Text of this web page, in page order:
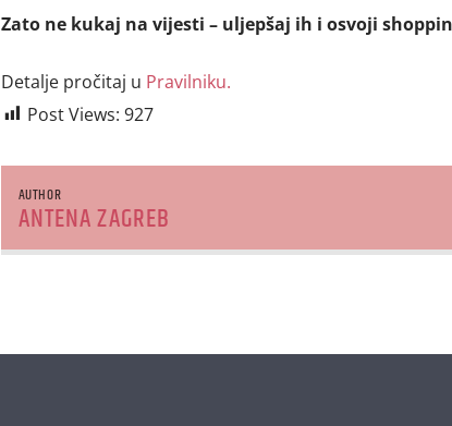
Zato ne kukaj na vijesti – uljepšaj ih i osvoji
Detalje pročitaj u Pravilniku.
Post Views: 927
AUTHOR
ANTENA ZAGREB